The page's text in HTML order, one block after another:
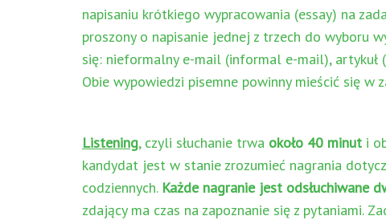
napisaniu krótkiego wypracowania (essay) na
proszony o napisanie jednej z trzech do wyboru
się: nieformalny e-mail (informal e-mail),
Obie wypowiedzi pisemne powinny mieścić się w
Listening, czyli słuchanie trwa około 40 minut i
kandydat jest w stanie zrozumieć nagrania
codziennych. Każde nagranie jest odsłuchiwane
zdający ma czas na zapoznanie się z pytaniami.